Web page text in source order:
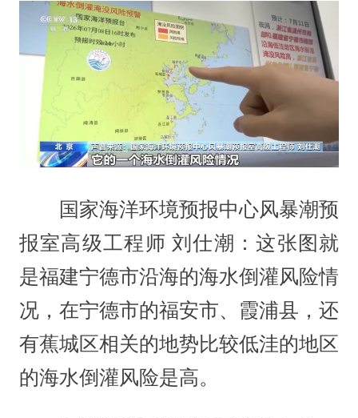
国家海洋环境预报中心风暴潮预
报室高级工程师 刘仕潮：这张图就
是福建宁德市沿海的海水倒灌风险情
况，在宁德市的福安市、霞浦县，还
有蕉城区相关的地势比较低洼的地区
的海水倒灌风险是高。